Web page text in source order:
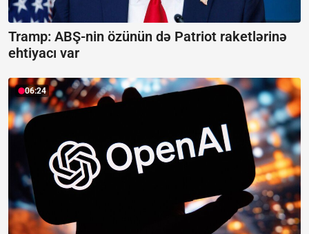
Tramp: ABŞ-nin özünün də Patriot raketlərinə
ehtiyacı var
06:24